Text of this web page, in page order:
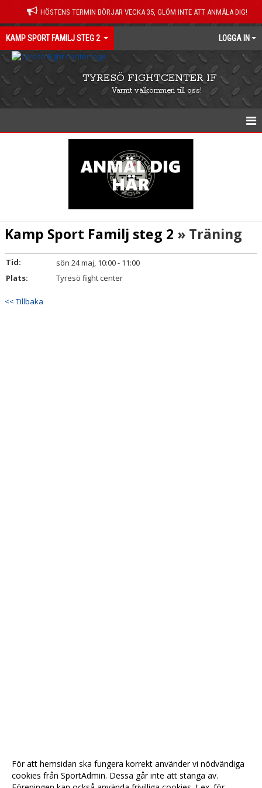
HÖSTENS TERMIN BÖRJAR VECKA 35, GLÖM INTE ATT ANMÄLA DIG!
KAMP SPORT FAMILJ STEG 2 LOGGA IN
TYRESÖ FIGHTCENTER IF
Varmt välkommen till oss!
Kamp Sport Familj steg 2 » Träning
Tid:
sön 24 maj, 10:00 - 11:00
Plats:
Tyresö fight center
<< Tillbaka
För att hemsidan ska fungera korrekt använder vi nödvändiga
cookies från SportAdmin. Dessa går inte att stänga av.